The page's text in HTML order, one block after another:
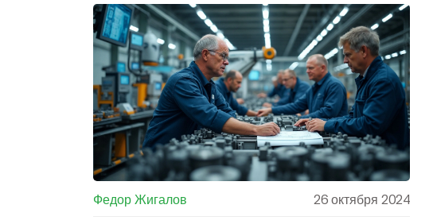
ключевую роль в обеспечении высокого
качества продукции. Основная задача —
минимизировать дефекты и повысить
эффективность. В статье рассматриваются
четыре главных элемента, которые помогают
достичь этого. Она предлагает практические
советы и подчеркивает значимость
комплексного подхода.
Федор Жигалов 26 октября 2024